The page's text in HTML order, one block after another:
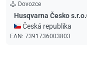
Dovozce
Husqvarna Česko s.r.o.
🇨🇿 Česká republika
EAN: 7391736003803